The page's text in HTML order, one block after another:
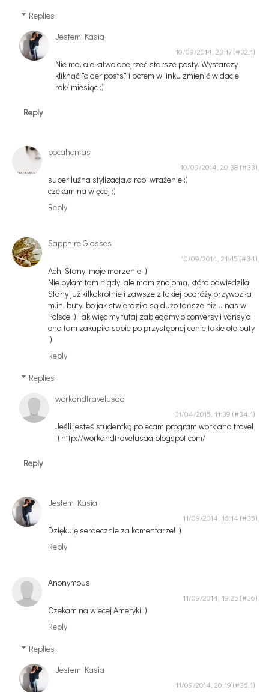
Replies
Jestem Kasia
10/09/2014, 23:17
Nie ma, ale łatwo obejrzeć starsze posty. Wystarczy
kliknąć "older posts" i potem w linku zmienić w dacie
rok/ miesiąc :)
Reply
pocahontas
10/09/2014, 20:38
super luźna stylizacja,a robi wrażenie :)
czekam na więcej :)
Reply
Sapphire Glasses
10/09/2014, 21:45
Ach, Stany, moje marzenie :)
Nie byłam tam nigdy, ale mam znajomą, która odwiedziła
Stany już kilkakrotnie i zawsze z takiej podróży przywoziła
m.in. buty, bo jak stwierdziła są dużo tańsze niż u nas w
Polsce :) Tak więc my tutaj zabiegamy o conversy i vansy a
ona tam zakupiła sobie po przystępnej cenie takie oto buty
:)
Reply
Replies
workandtravelusaa
01/04/2015, 11:39
Jeśli jesteś studentką polecam program work and travel
;) http://workandtravelusaa.blogspot.com/
Reply
Jestem Kasia
11/09/2014, 16:14
Dziękuję serdecznie za komentarze! :)
Reply
Anonymous
11/09/2014, 19:25
Czekam na wiecej Ameryki :)
Reply
Replies
Jestem Kasia
11/09/2014, 20:19